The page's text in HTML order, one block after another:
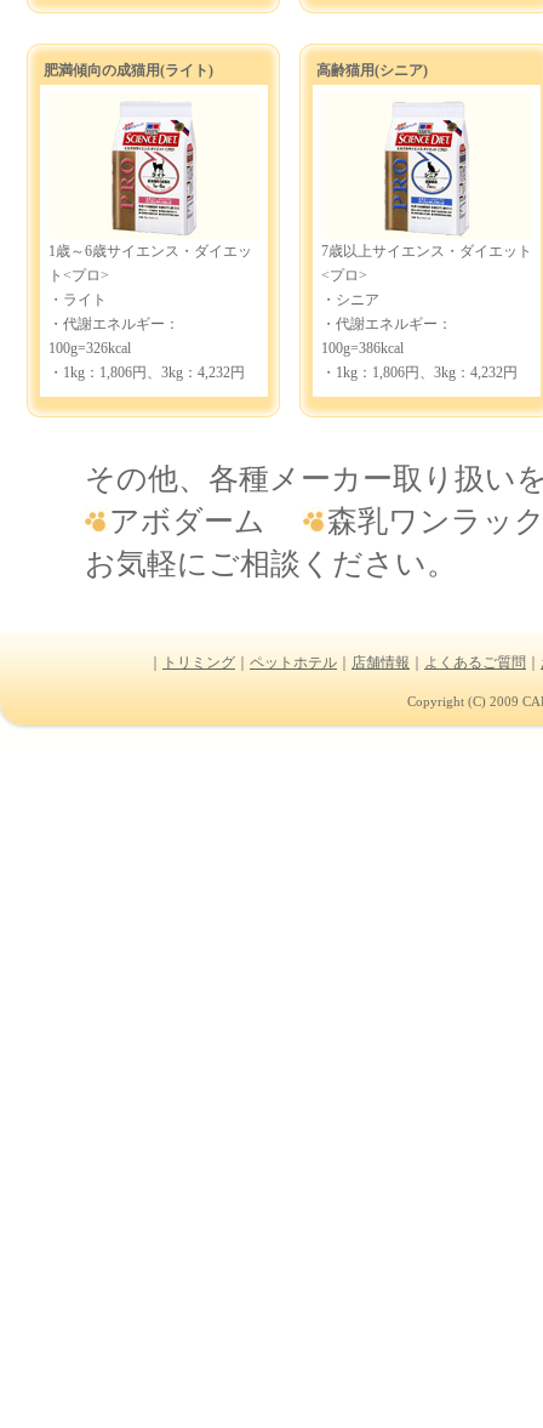
肥満傾向の成猫用(ライト)
1歳～6歳サイエンス・ダイエッ
ト<プロ>
・ライト
・代謝エネルギー：
100g=326kcal
・1kg：1,806円、3kg：4,232円
高齢猫用(シニア)
7歳以上サイエンス・ダイエット
<プロ>
・シニア
・代謝エネルギー：
100g=386kcal
・1kg：1,806円、3kg：4,232円
その他、各種メーカー取り扱い
アボダーム
森乳ワンラ
お気軽にご相談ください。
トリミング ペットホテル 店舗情報 よくあるご質問
Copyright (C) 2009